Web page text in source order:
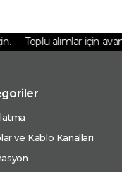
Toplu alımlar için
ve Kablo Kanalları